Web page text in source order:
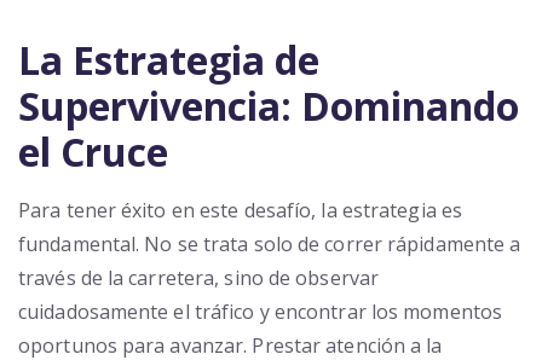
La Estrategia de
Supervivencia: Dominando
el Cruce
Para tener éxito en este desafío, la estrategia es
fundamental. No se trata solo de correr rápidamente a
través de la carretera, sino de observar
cuidadosamente el tráfico y encontrar los momentos
oportunos para avanzar. Prestar atención a la